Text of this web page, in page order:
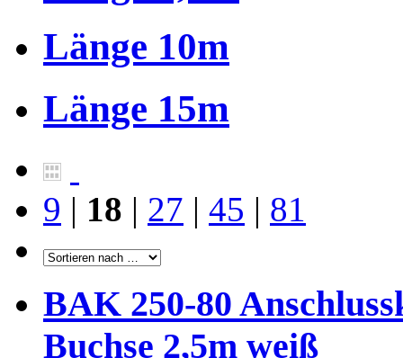
Länge 10m
Länge 15m
9 | 18 | 27 | 45 | 81
BAK 250-80
Buchse 2,5m weiß